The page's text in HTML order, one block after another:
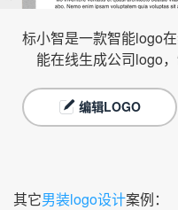
标小智是一款智能logo
能在线生成公司logo
编辑LOGO
其它男装logo设计案例：